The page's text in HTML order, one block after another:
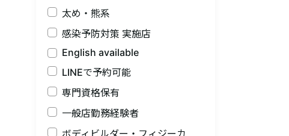
太め・熊系
感染予防対策 実施店
English available
LINEで予約可能
専門資格保有
一般店勤務経験者